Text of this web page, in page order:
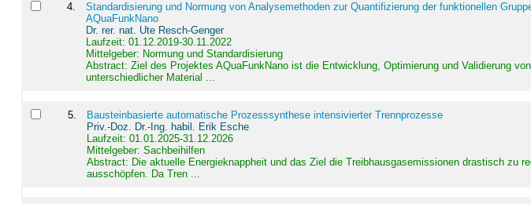
4.
Standardisierung und Normung von Analysemethoden zur Quantifizierung der funktionellen
AQuaFunkNano
Dr. rer. nat. Ute Resch-Genger
Laufzeit: 01.12.2019-30.11.2022
Mittelgeber: Normung und Standardisierung
Abstract:Ziel des Projektes AQuaFunkNano ist die Entwicklung, Optimierung und Validierung
unterschiedlicher Material ...
5.
Bausteinbasierte automatische Prozesssynthese intensivierter Trennprozesse
Priv.-Doz. Dr.-Ing. habil. Erik Esche
Laufzeit: 01.01.2025-31.12.2026
Mittelgeber: Sachbeihilfen
Abstract: Die aktuelle Energieknappheit und das Ziel die Treibhausgasemissionen drastisch zu
ausschöpfen. Da Tren ...